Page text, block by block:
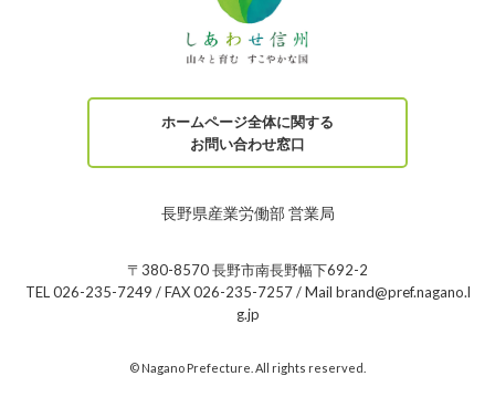
ホームページ全体に関する
お問い合わせ窓口
長野県産業労働部 営業局
〒380-8570 長野市南長野幅下692-2
TEL 026-235-7249 / FAX 026-235-7257 / Mail brand@pref.nagano.l
g.jp
© Nagano Prefecture. All rights reserved.